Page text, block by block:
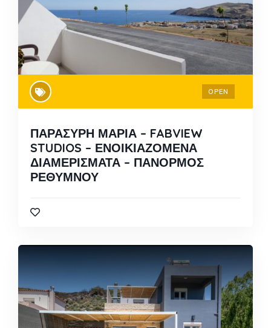
OPEN
ΠΑΡΑΣΥΡΗ ΜΑΡΙΑ – FABVIEW
STUDIOS – ΕΝΟΙΚΙΑΖΟΜΕΝΑ
ΔΙΑΜΕΡΙΣΜΑΤΑ – ΠΑΝΟΡΜΟΣ
ΡΕΘΥΜΝΟΥ